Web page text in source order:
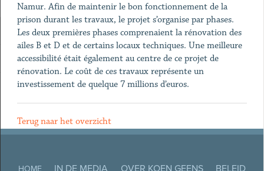
Namur. Afin de maintenir le bon fonctionnement de la
prison durant les travaux, le projet s’organise par phases.
Les deux premières phases comprenaient la rénovation des
ailes B et D et de certains locaux techniques. Une meilleure
accessibilité était également au centre de ce projet de
rénovation. Le coût de ces travaux représente un
investissement de quelque 7 millions d’euros.
Terug naar het overzicht
HOME